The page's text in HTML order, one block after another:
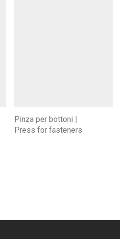
Pinza per bottoni |
Press for fasteners